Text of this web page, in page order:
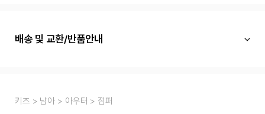
배송 및 교환/반품안내
키즈 남아 아우터 점퍼